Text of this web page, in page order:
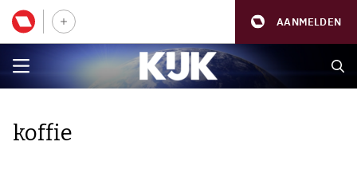
AANMELDEN
koffie